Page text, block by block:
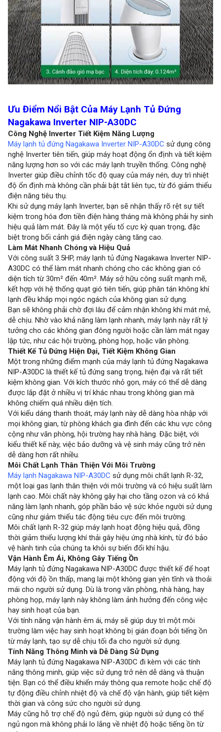
Ưu Điểm Nổi Bật Của Máy Lạnh Tủ Đứng
Nagakawa Inverter NIP-A30DC
Công Nghệ Inverter Tiết Kiệm Năng Lượng
Máy lạnh tủ đứng Nagakawa Inverter NIP-A30DC sử dụng công
nghệ Inverter tiên tiến, giúp máy hoạt động ổn định và tiết kiệm
năng lượng hơn so với các máy lạnh truyền thống. Công nghệ
Inverter giúp điều chỉnh tốc độ quay của máy nén, duy trì nhiệt
độ ổn định mà không cần phải bật tắt liên tục, từ đó giảm thiểu
điện năng tiêu thụ.
Khi sử dụng máy lạnh Inverter, bạn sẽ nhận thấy rõ rệt sự tiết
kiệm trong hóa đơn tiền điện hàng tháng mà không phải hy sinh
hiệu quả làm mát. Đây là một yếu tố cực kỳ quan trọng, đặc
biệt trong bối cảnh giá điện ngày càng tăng cao.
Làm Mát Nhanh Chóng và Hiệu Quả
Với công suất 3.5HP, máy lạnh tủ đứng Nagakawa Inverter NIP-
A30DC có thể làm mát nhanh chóng cho các không gian có
diện tích từ 30m² đến 40m². Máy sở hữu công suất mạnh mẽ,
kết hợp với hệ thống quạt gió tiên tiến, giúp phân tán không khí
lạnh đều khắp mọi ngóc ngách của không gian sử dụng.
Bạn sẽ không phải chờ đợi lâu để cảm nhận không khí mát mẻ,
dễ chịu. Nhờ vào khả năng làm lạnh nhanh, máy lạnh này rất lý
tưởng cho các không gian đông người hoặc cần làm mát ngay
lập tức, như các hội trường, phòng họp, hoặc văn phòng.
Thiết Kế Tủ Đứng Hiện Đại, Tiết Kiệm Không Gian
Một trong những điểm mạnh của máy lạnh tủ đứng Nagakawa
NIP-A30DC là thiết kế tủ đứng sang trọng, hiện đại và rất tiết
kiệm không gian. Với kích thước nhỏ gọn, máy có thể dễ dàng
được lắp đặt ở nhiều vị trí khác nhau trong không gian mà
không chiếm quá nhiều diện tích.
Với kiểu dáng thanh thoát, máy lạnh này dễ dàng hòa nhập với
mọi không gian, từ phòng khách gia đình đến các khu vực công
cộng như văn phòng, hội trường hay nhà hàng. Đặc biệt, với
kiểu thiết kế này, việc bảo dưỡng và vệ sinh máy cũng trở nên
dễ dàng hơn rất nhiều.
Môi Chất Lạnh Thân Thiện Với Môi Trường
Máy lạnh Nagakawa NIP-A30DC sử dụng môi chất lạnh R-32,
một loại gas lạnh thân thiện với môi trường và có hiệu suất làm
lạnh cao. Môi chất này không gây hại cho tầng ozon và có khả
năng làm lạnh nhanh, góp phần bảo vệ sức khỏe người sử dụng
cũng như giảm thiểu tác động tiêu cực đến môi trường.
Môi chất lạnh R-32 giúp máy lạnh hoạt động hiệu quả, đồng
thời giảm thiểu lượng khí thải gây hiệu ứng nhà kính, từ đó bảo
vệ hành tinh của chúng ta khỏi sự biến đổi khí hậu.
Vận Hành Êm Ái, Không Gây Tiếng Ồn
Máy lạnh tủ đứng Nagakawa NIP-A30DC được thiết kế để hoạt
động với độ ồn thấp, mang lại một không gian yên tĩnh và thoải
mái cho người sử dụng. Dù là trong văn phòng, nhà hàng, hay
phòng họp, máy lạnh này không làm ảnh hưởng đến công việc
hay sinh hoạt của bạn.
Với tính năng vận hành êm ái, máy sẽ giúp duy trì một môi
trường làm việc hay sinh hoạt không bị gián đoạn bởi tiếng ồn
từ máy lạnh, tạo sự dễ chịu tối đa cho người sử dụng.
Tính Năng Thông Minh và Dễ Dàng Sử Dụng
Máy lạnh tủ đứng Nagakawa NIP-A30DC đi kèm với các tính
năng thông minh, giúp việc sử dụng trở nên dễ dàng và thuận
tiện. Bạn có thể điều khiển máy thông qua remote hoặc chế độ
tự động điều chỉnh nhiệt độ và chế độ vận hành, giúp tiết kiệm
thời gian và công sức cho người sử dụng.
Máy cũng hỗ trợ chế độ ngủ đêm, giúp người sử dụng có thể
ngủ ngon mà không phải lo lắng về nhiệt độ hoặc tiếng ồn từ